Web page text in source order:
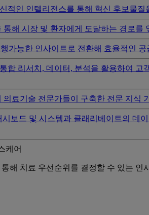
적인 인텔리전스를 통해 혁신 후보물
해 시장 및 환자에게 도달하는 경로를
가능한 인사이트로 전환해 효율적인
합 리서치, 데이터, 분석을 활용하여
의료기술 전문가들이 구축한 전문 지식
보드 및 시스템과 클래리베이트의 데
케어
해 치료 우선순위를 결정할 수 있는 인